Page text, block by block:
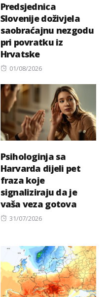
Predsjednica
Slovenije doživjela
saobraćajnu nezgodu
pri povratku iz
Hrvatske
Posted
01/08/2026
Psihologinja sa
Harvarda dijeli pet
fraza koje
signaliziraju da je
vaša veza gotova
Posted
31/07/2026